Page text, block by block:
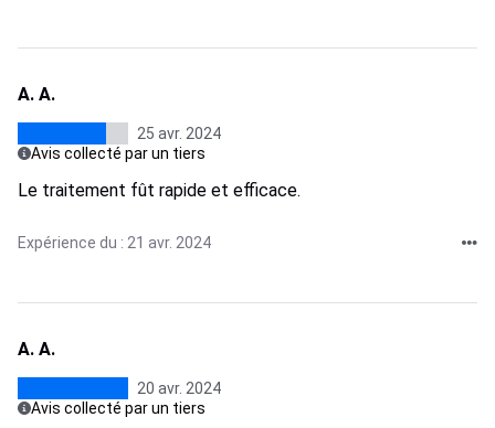
A. A.
25 avr. 2024
Avis collecté par un tiers
Le traitement fût rapide et efficace.
Expérience du : 21 avr. 2024
A. A.
20 avr. 2024
Avis collecté par un tiers